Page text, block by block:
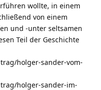
wollte, in einem
von einem
und -unter seltsamen
Teil der Geschichte
holger-sander-vom-
holger-sander-im-